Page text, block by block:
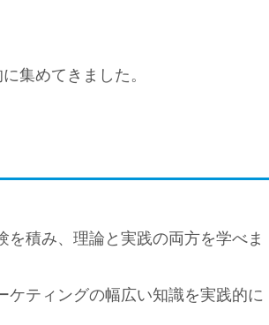
集めてきました。
積み、理論と実践の両方を学べま
ティングの幅広い知識を実践的に